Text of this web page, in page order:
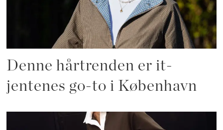
Denne hårtrenden er it-
jentenes go-to i København